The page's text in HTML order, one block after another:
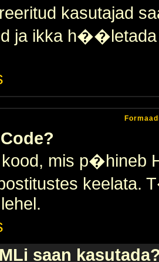
kasutajad
ja ikka h��letada
mis p�hineb
keelata.
saan